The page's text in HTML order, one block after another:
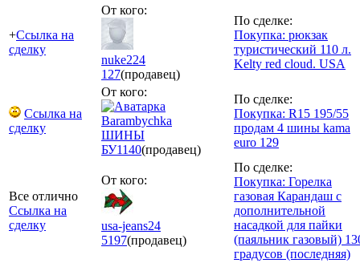
+Ссылка на
сделку
От кого:
nuke224
127(продавец)
По сделке:
Покупка: рюкзак
туристический 110 л.
Kelty red cloud. USA
Ссылка на
сделку
От кого:
Barambychka
ШИНЫ
БУ1140(продавец)
По сделке:
Покупка: R15 195/55
продам 4 шины kama
euro 129
Все отлично
Ссылка на
сделку
От кого:
usa-jeans24
5197(продавец)
По сделке:
Покупка: Горелка
газовая Карандаш с
дополнительной
насадкой для пайки
(паяльник газовый)
градусов (последняя)